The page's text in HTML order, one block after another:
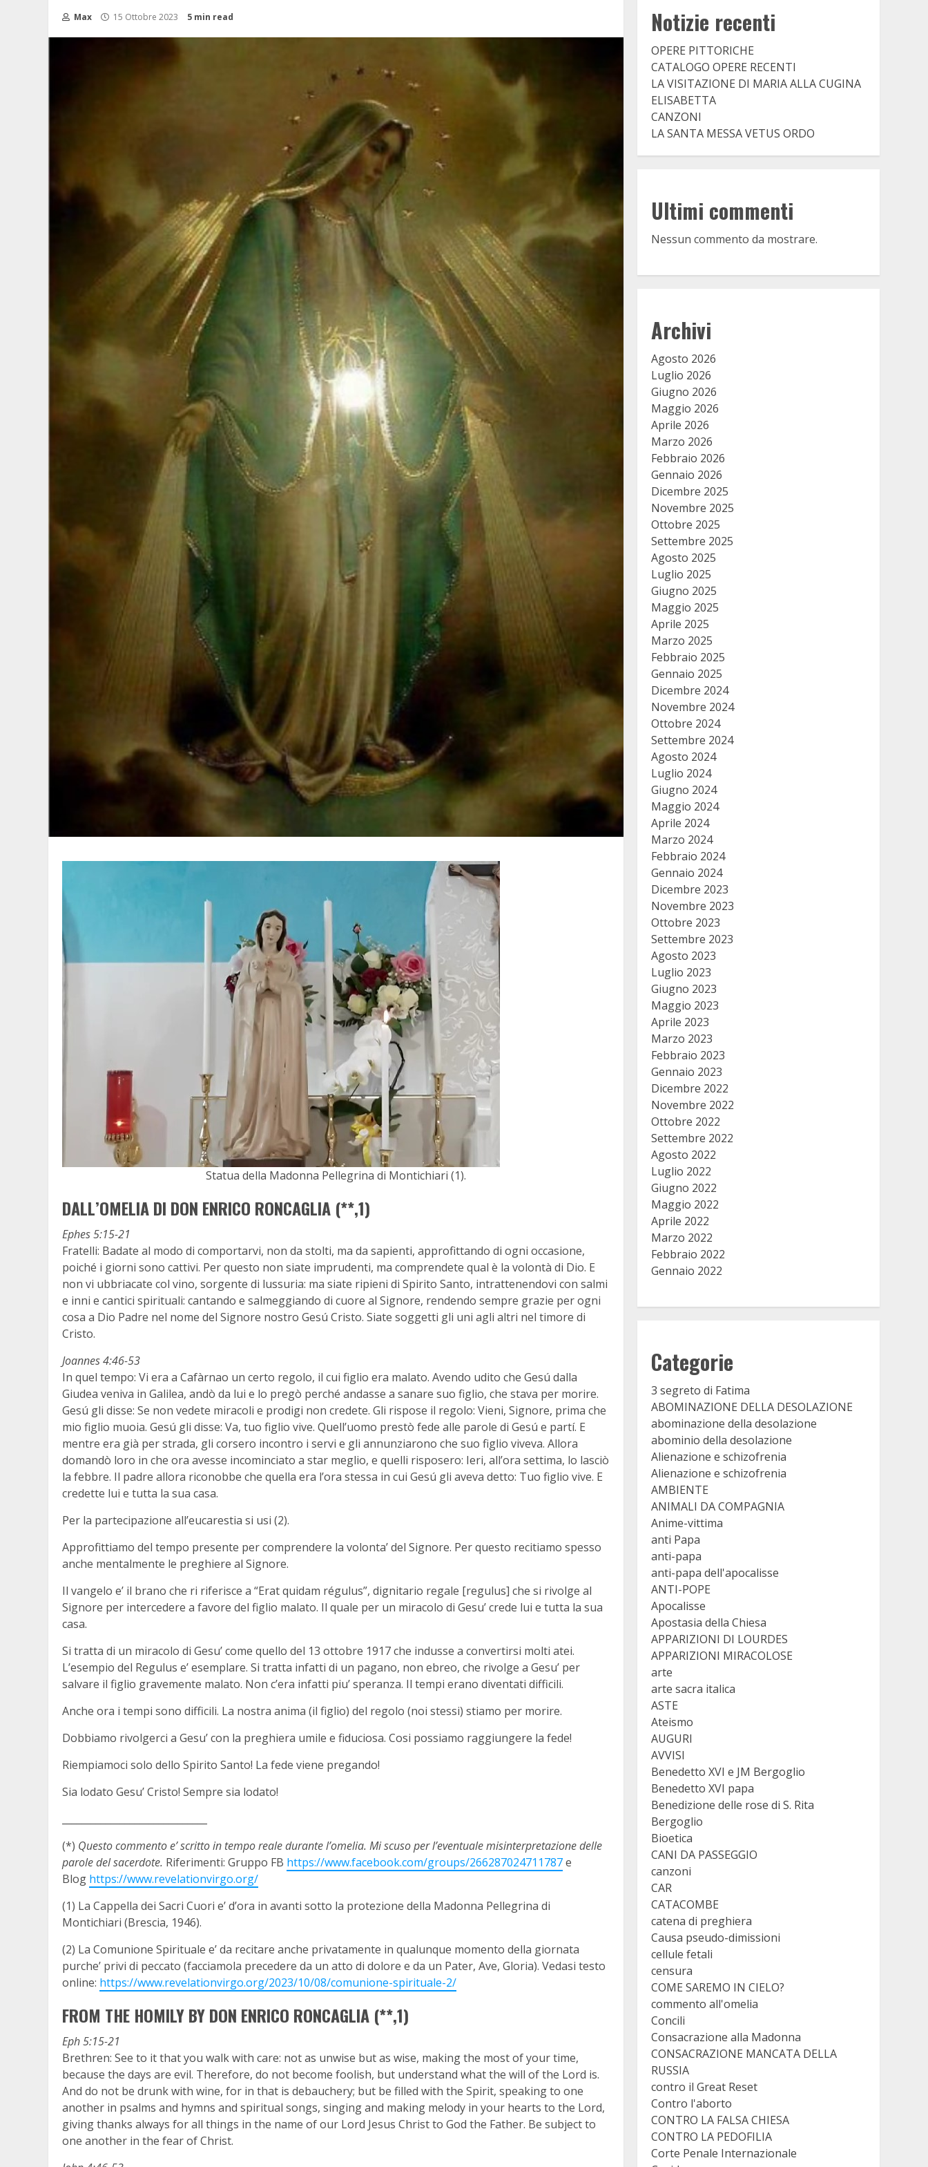
Max 15 Ottobre 2023 5 min read
Statua della Madonna Pellegrina di Montichiari (1).
DALL’OMELIA DI DON ENRICO RONCAGLIA (**,1)
Ephes 5:15-21
Fratelli: Badate al modo di comportarvi, non da stolti, ma da sapienti, approfittando di ogni occasione,
poiché i giorni sono cattivi. Per questo non siate imprudenti, ma comprendete qual è la volontà di Dio. E
non vi ubbriacate col vino, sorgente di lussuria: ma siate ripieni di Spirito Santo, intrattenendovi con salmi
e inni e cantici spirituali: cantando e salmeggiando di cuore al Signore, rendendo sempre grazie per ogni
cosa a Dio Padre nel nome del Signore nostro Gesú Cristo. Siate soggetti gli uni agli altri nel timore di
Cristo.
Joannes 4:46-53
In quel tempo: Vi era a Cafàrnao un certo regolo, il cui figlio era malato. Avendo udito che Gesú dalla
Giudea veniva in Galilea, andò da lui e lo pregò perché andasse a sanare suo figlio, che stava per morire.
Gesú gli disse: Se non vedete miracoli e prodigi non credete. Gli rispose il regolo: Vieni, Signore, prima che
mio figlio muoia. Gesú gli disse: Va, tuo figlio vive. Quell’uomo prestò fede alle parole di Gesú e partí. E
mentre era già per strada, gli corsero incontro i servi e gli annunziarono che suo figlio viveva. Allora
domandò loro in che ora avesse incominciato a star meglio, e quelli risposero: Ieri, all’ora settima, lo lasciò
la febbre. Il padre allora riconobbe che quella era l’ora stessa in cui Gesú gli aveva detto: Tuo figlio vive. E
credette lui e tutta la sua casa.
Per la partecipazione all’eucarestia si usi (2).
Approfittiamo del tempo presente per comprendere la volonta’ del Signore. Per questo recitiamo spesso
anche mentalmente le preghiere al Signore.
Il vangelo e’ il brano che ri riferisce a “Erat quidam régulus”, dignitario regale [regulus] che si rivolge al
Signore per intercedere a favore del figlio malato. Il quale per un miracolo di Gesu’ crede lui e tutta la sua
casa.
Si tratta di un miracolo di Gesu’ come quello del 13 ottobre 1917 che indusse a convertirsi molti atei.
L’esempio del Regulus e’ esemplare. Si tratta infatti di un pagano, non ebreo, che rivolge a Gesu’ per
salvare il figlio gravemente malato. Non c’era infatti piu’ speranza. Il tempi erano diventati difficili.
Anche ora i tempi sono difficili. La nostra anima (il figlio) del regolo (noi stessi) stiamo per morire.
Dobbiamo rivolgerci a Gesu’ con la preghiera umile e fiduciosa. Cosi possiamo raggiungere la fede!
Riempiamoci solo dello Spirito Santo! La fede viene pregando!
Sia lodato Gesu’ Cristo! Sempre sia lodato!
(*) Questo commento e’ scritto in tempo reale durante l’omelia. Mi scuso per l’eventuale misinterpretazione delle
parole del sacerdote. Riferimenti: Gruppo FB https://www.facebook.com/groups/266287024711787e
Blog https://www.revelationvirgo.org/
(1) La Cappella dei Sacri Cuori e’ d’ora in avanti sotto la protezione della Madonna Pellegrina di
Montichiari (Brescia, 1946).
(2) La Comunione Spirituale e’ da recitare anche privatamente in qualunque momento della giornata
purche’ privi di peccato (facciamola precedere da un atto di dolore e da un Pater, Ave, Gloria). Vedasi testo
online: https://www.revelationvirgo.org/2023/10/08/comunione-spirituale-2/
FROM THE HOMILY BY DON ENRICO RONCAGLIA (**,1)
Eph 5:15-21
Brethren: See to it that you walk with care: not as unwise but as wise, making the most of your time,
because the days are evil. Therefore, do not become foolish, but understand what the will of the Lord is.
And do not be drunk with wine, for in that is debauchery; but be filled with the Spirit, speaking to one
another in psalms and hymns and spiritual songs, singing and making melody in your hearts to the Lord,
giving thanks always for all things in the name of our Lord Jesus Christ to God the Father. Be subject to
one another in the fear of Christ.
Notizie recenti
OPERE PITTORICHE
CATALOGO OPERE RECENTI
LA VISITAZIONE DI MARIA ALLA CUGINA
ELISABETTA
CANZONI
LA SANTA MESSA VETUS ORDO
Ultimi commenti
Nessun commento da mostrare.
Archivi
Agosto 2026
Luglio 2026
Giugno 2026
Maggio 2026
Aprile 2026
Marzo 2026
Febbraio 2026
Gennaio 2026
Dicembre 2025
Novembre 2025
Ottobre 2025
Settembre 2025
Agosto 2025
Luglio 2025
Giugno 2025
Maggio 2025
Aprile 2025
Marzo 2025
Febbraio 2025
Gennaio 2025
Dicembre 2024
Novembre 2024
Ottobre 2024
Settembre 2024
Agosto 2024
Luglio 2024
Giugno 2024
Maggio 2024
Aprile 2024
Marzo 2024
Febbraio 2024
Gennaio 2024
Dicembre 2023
Novembre 2023
Ottobre 2023
Settembre 2023
Agosto 2023
Luglio 2023
Giugno 2023
Maggio 2023
Aprile 2023
Marzo 2023
Febbraio 2023
Gennaio 2023
Dicembre 2022
Novembre 2022
Ottobre 2022
Settembre 2022
Agosto 2022
Luglio 2022
Giugno 2022
Maggio 2022
Aprile 2022
Marzo 2022
Febbraio 2022
Gennaio 2022
Categorie
3 segreto di Fatima
ABOMINAZIONE DELLA DESOLAZIONE
abominazione della desolazione
abominio della desolazione
Alienazione e schizofrenia
Alienazione e schizofrenia
AMBIENTE
ANIMALI DA COMPAGNIA
Anime-vittima
anti Papa
anti-papa
anti-papa dell'apocalisse
ANTI-POPE
Apocalisse
Apostasia della Chiesa
APPARIZIONI DI LOURDES
APPARIZIONI MIRACOLOSE
arte
arte sacra italica
ASTE
Ateismo
AUGURI
AVVISI
Benedetto XVI e JM Bergoglio
Benedetto XVI papa
Benedizione delle rose di S. Rita
Bergoglio
Bioetica
CANI DA PASSEGGIO
canzoni
CAR
CATACOMBE
catena di preghiera
Causa pseudo-dimissioni
cellule fetali
censura
COME SAREMO IN CIELO?
commento all'omelia
Concili
Consacrazione alla Madonna
CONSACRAZIONE MANCATA DELLA
RUSSIA
contro il Great Reset
Contro l'aborto
CONTRO LA FALSA CHIESA
CONTRO LA PEDOFILIA
Corte Penale Internazionale